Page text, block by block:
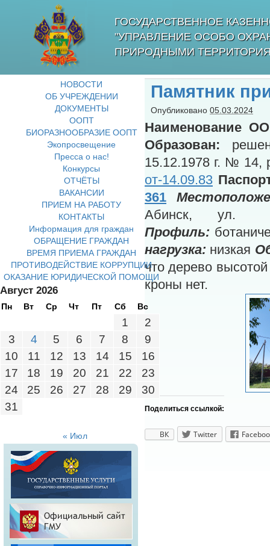
ГОСУДАРСТВЕННОЕ
"УПРАВЛЕНИЕ ОСОБО
ПРИРОДНЫМИ
Памятник
Опубликовано 05.03.2024
Наименование
Образован:
15.12.1978 г. № 14,
от-14.09.83
361
Абинск,
Профиль:
нагрузка: низкая
что дерево
кроны нет.
Поделиться ссылкой:
ВК Twitter
НОВОСТИ
ОБ УЧРЕЖДЕНИИ
ДОКУМЕНТЫ
ООПТ
БИОРАЗНООБРАЗИЕ ООПТ
Экопросвещение
Пресса о нас!
Конкурсы
ОТЧЁТЫ
ВАКАНСИИ
ПРИЕМ НА РАБОТУ
КОНТАКТЫ
Информация для граждан
ОБРАЩЕНИЕ ГРАЖДАН
ВРЕМЯ ПРИЕМА ГРАЖДАН
ПРОТИВОДЕЙСТВИЕ КОРРУПЦИИ
ОКАЗАНИЕ ЮРИДИЧЕСКОЙ ПОМОЩИ
Август 2026
Пн Вт Ср Чт Пт Сб Вс
1
2
3
4 5 6 7 8
9
10
11 12 13 14 15
16
17
18 19 20 21 22
23
24
25 26 27 28 29
30
31
« Июл